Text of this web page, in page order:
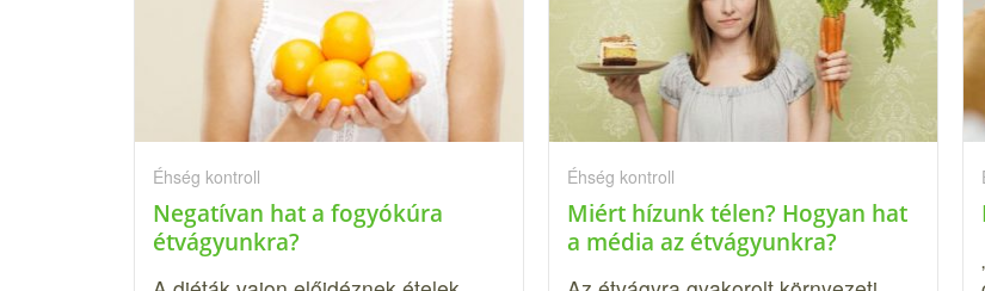
Éhség kontroll
Negatívan hat a fogyókúra
étvágyunkra?
Éhség kontroll
Miért hízunk télen? Hogyan hat
a média az étvágyunkra?